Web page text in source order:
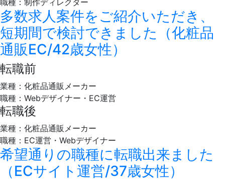
職種：制作ディレクター
多数求人案件をご紹介いただき、
短期間で検討できました（化粧品
通販EC/42歳女性）
転職前
業種：化粧品通販メーカー
職種：Webデザイナー・EC運営
転職後
業種：化粧品通販メーカー
職種：EC運営・Webデザイナー
希望通りの職種に転職出来ました
（ECサイト運営/37歳女性）